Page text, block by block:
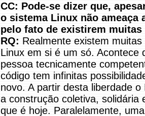
CC: Pode-se dizer que,
o sistema Linux não ameaça
pelo fato de existirem muitas
RQ: Realmente existem
Linux em si é um só. Acontece
pessoa tecnicamente
código tem infinitas
novo. A partir desta liberdade
a construção coletiva, solidária
que é hoje. Paralelamente,